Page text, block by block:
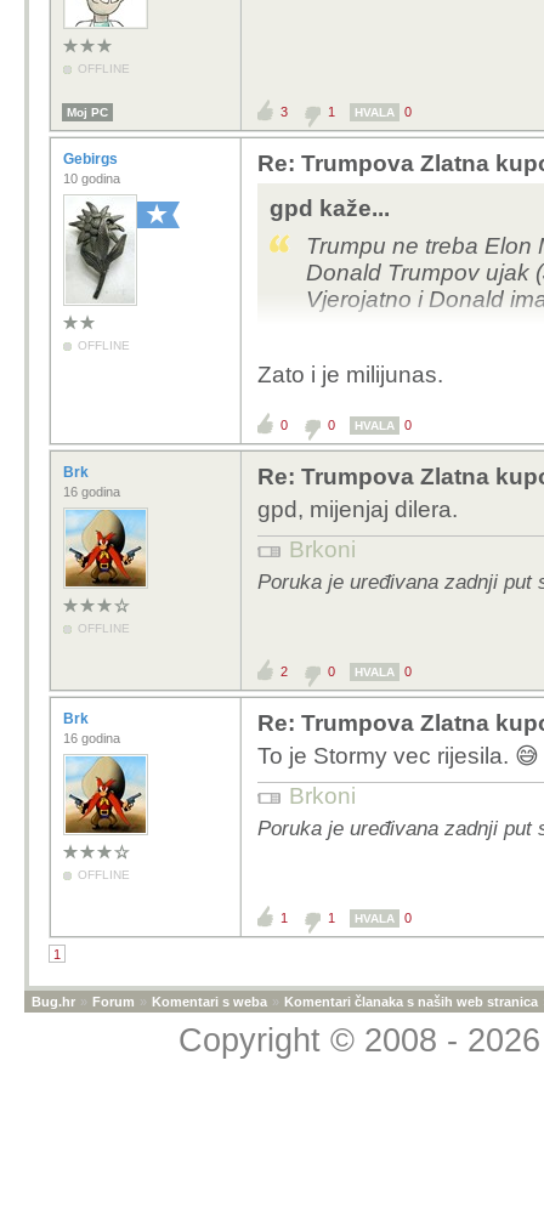
OFFLINE
Moj PC 3 1 HVALA 0
Gebirgs
10 godina
OFFLINE
Re: Trumpova Zlatna
gpd kaže...
Trumpu ne treba Elon
Donald Trumpov ujak
Vjerojatno i Donald
Zato i je milijunas.
0 0 HVALA 0
Brk
16 godina
OFFLINE
Re: Trumpova Zlatna
gpd, mijenjaj dilera.
Brkoni
Poruka je uređivana zadnji put
2 0 HVALA 0
Brk
16 godina
OFFLINE
Re: Trumpova Zlatna
To je Stormy vec rijesila.
Brkoni
Poruka je uređivana zadnji put
1 1 HVALA 0
1
Bug.hr » Forum » Komentari s weba » Komentari članaka s naših web stranica
Copyright © 2008 -